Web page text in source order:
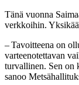
Tänä vuonna
verkkoihin.
– Tavoitteena on
varteenotettavan
turvallinen. Sen on
sanoo